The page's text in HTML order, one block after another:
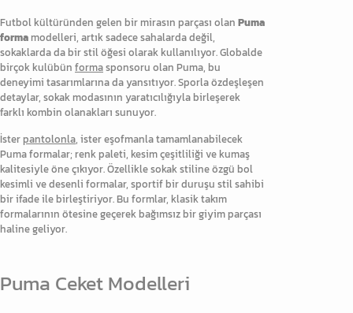
Futbol kültüründen gelen bir mirasın parçası olan Puma
formamodelleri, artık sadece sahalarda değil,
sokaklarda da bir stil öğesi olarak kullanılıyor. Globalde
birçok kulübün formasponsoru olan Puma, bu
deneyimi tasarımlarına da yansıtıyor. Sporla özdeşleşen
detaylar, sokak modasının yaratıcılığıyla birleşerek
farklı kombin olanakları sunuyor.
İsterpantolonla, ister eşofmanla tamamlanabilecek
Puma formalar; renk paleti, kesim çeşitliliği ve kumaş
kalitesiyle öne çıkıyor. Özellikle sokak stiline özgü bol
kesimli ve desenli formalar, sportif bir duruşu stil sahibi
bir ifade ile birleştiriyor. Bu formlar, klasik takım
formalarının ötesine geçerek bağımsız bir giyim parçası
haline geliyor.
Puma Ceket Modelleri